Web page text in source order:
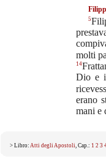
5
molti
14
Dio e
erano
mani e
> Libro: Atti degli Apostoli, Cap.: 1 2 3